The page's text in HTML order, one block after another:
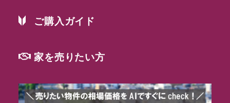
ご購入ガイド
家を売りたい方